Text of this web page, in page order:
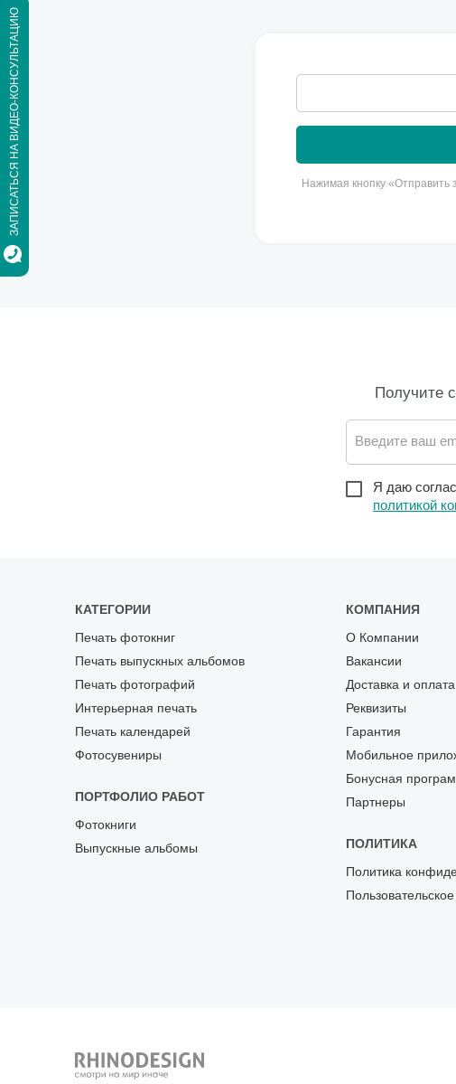
ЗАПИСАТЬСЯ НА ВИДЕО-КОНСУЛЬТАЦИЮ Нажимая кнопку «Отправить
Получите
Введите ваш
Я даю
политикой
КАТЕГОРИИ
Печать фотокниг
Печать выпускных альбомов
Печать фотографий
Интерьерная печать
Печать календарей
Фотосувениры
ПОРТФОЛИО РАБОТ
Фотокниги
Выпускные альбомы
КОМПАНИЯ
О Компании
Вакансии
Доставка и оплата
Реквизиты
Гарантия
Мобильное
Бонусная
Партнеры
ПОЛИТИКА
Политика